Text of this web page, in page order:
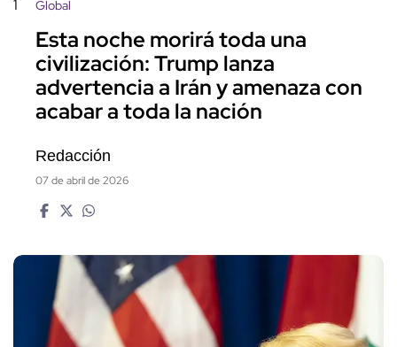
1 Global
Esta noche morirá toda una
civilización: Trump lanza
advertencia a Irán y amenaza con
acabar a toda la nación
Redacción
07 de abril de 2026